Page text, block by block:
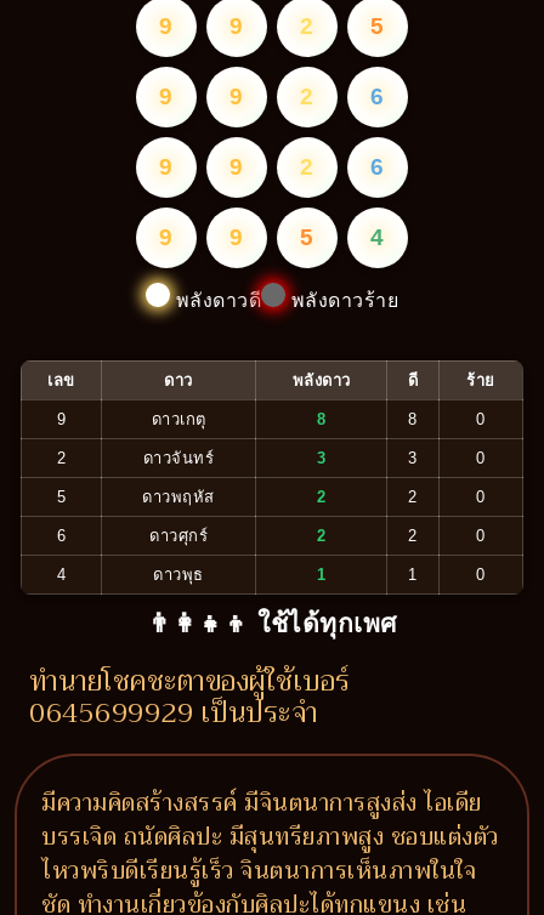
9 9 2 5
9 9 2 6
9 9 2 6
9 9 5 4
พลังดาวดี พลังดาวร้าย
เลข ดาว พลังดาว ดี ร้าย
9 ดาวเกตุ 8 8 0
2 ดาวจันทร์ 3 3 0
5 ดาวพฤหัส 2 2 0
6 ดาวศุกร์ 2 2 0
4 ดาวพุธ 1 1 0
👨‍👩‍👧‍👦 ใช้ได้ทุกเพศ
ทำนายโชคชะตาของผู้ใช้เบอร์
0645699929 เป็นประจำ
มีความคิดสร้างสรรค์ มีจินตนาการสูงส่ง ไอเดีย
บรรเจิด ถนัดศิลปะ มีสุนทรียภาพสูง ชอบแต่งตัว
ไหวพริบดีเรียนรู้เร็ว จินตนาการเห็นภาพในใจ
ชัด ทำงานเกี่ยวข้องกับศิลปะได้ทุกแขนง เช่น